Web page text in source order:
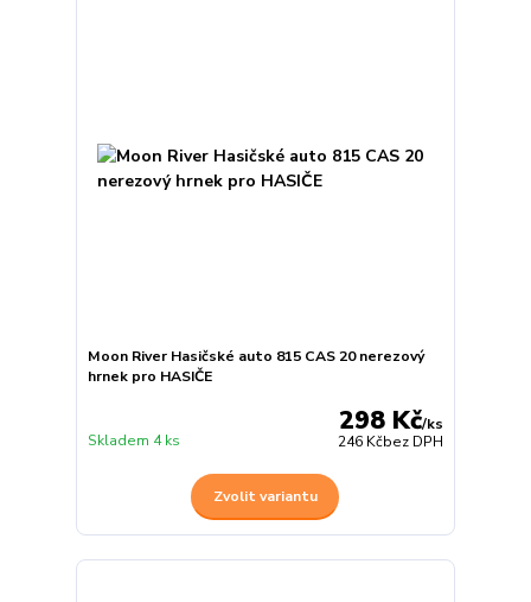
Moon River Hasičské auto 815 CAS 20 nerezový
hrnek pro HASIČE
298 Kč/ks
246 Kčbez DPH
Skladem 4 ks
Zvolit variantu